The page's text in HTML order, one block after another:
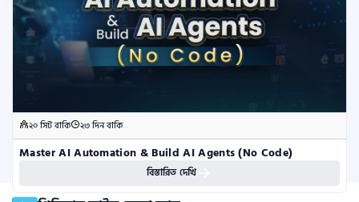
২০ সিট বাকি ২৩ দিন বাকি
Master AI Automation & Build AI Agents (No Code)
বিস্তারিত দেখি